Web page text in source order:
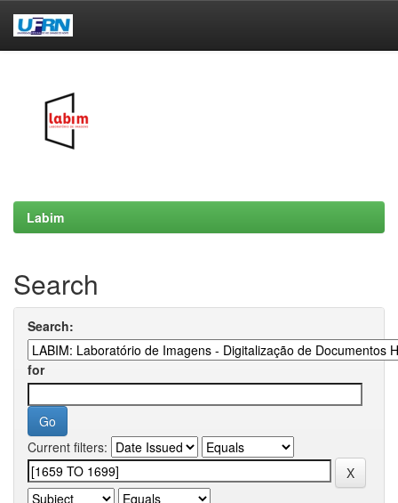
Labim
Search
Search:
for
Current filters: